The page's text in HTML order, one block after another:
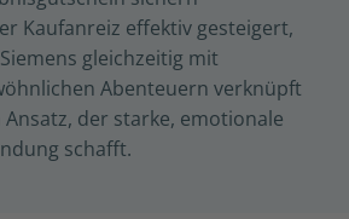
Kaufanreiz effektiv gesteigert,
gleichzeitig mit
Abenteuern verknüpft
Ansatz, der starke, emotionale
schafft.